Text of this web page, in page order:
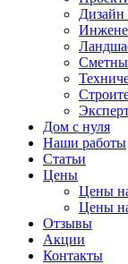
Дизайн
Дом с нуля
Наши работы
Статьи
Цены
Цены
Цены
Отзывы
Акции
Контакты